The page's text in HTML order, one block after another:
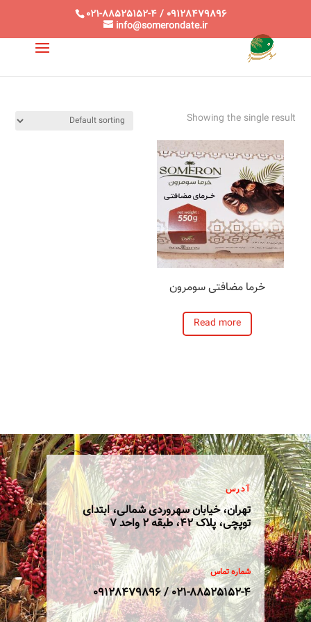
021-88525152-4 / 09128479896
info@somerondate.ir
Showing the single result
خرما مضافتی سومرون
Read more
آدرس
تهران، خیابان سهروردی شمالی، ابتدای
توپچی، پلاک 42، طبقه 2 واحد 7
شماره تماس
021-88525152-4 / 09128479896